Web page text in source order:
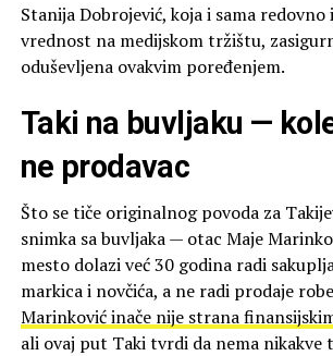
Stanija Dobrojević, koja i sama redovno
vrednost na medijskom tržištu,
oduševljena ovakvim poređenjem.
Taki na buvljaku —
ne prodavac
Što se tiče originalnog povoda za
snimka sa buvljaka — otac Maje
mesto dolazi već 30 godina radi
markica i novčića, a ne radi prodaje
Marinković inače nije strana
ali ovaj put Taki tvrdi da nema nikakve